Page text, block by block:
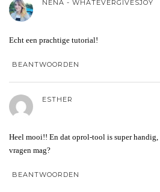
NENA - WHATEVERGIVESJOY
Echt een prachtige tutorial!
BEANTWOORDEN
ESTHER
Heel mooi!! En dat oprol-tool is super
vragen mag?
BEANTWOORDEN